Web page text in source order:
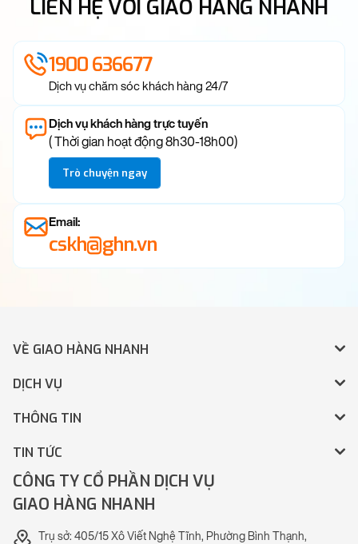
LIÊN HỆ VỚI GIAO HÀNG NHANH
1900 636677
Dịch vụ chăm sóc khách hàng 24/7
Dịch vụ khách hàng trực tuyến
( Thời gian hoạt động 8h30-18h00)
Trò chuyện ngay
Email:
cskh@ghn.vn
VỀ GIAO HÀNG NHANH
DỊCH VỤ
THÔNG TIN
TIN TỨC
CÔNG TY CỔ PHẦN DỊCH VỤ
GIAO HÀNG NHANH
Trụ sở: 405/15 Xô Viết Nghệ Tĩnh, Phường Bình Thạnh,